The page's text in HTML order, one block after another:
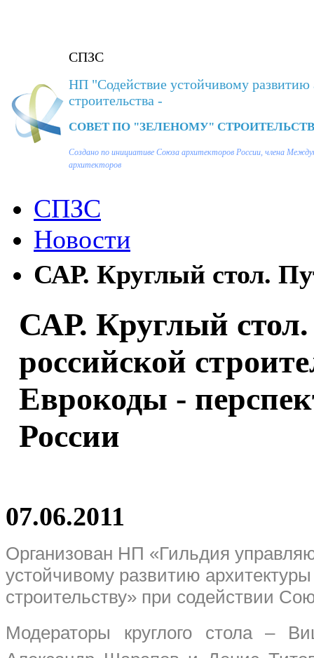
СПЗС
НП "Содействие устойчивому развитию
строительства -
СОВЕТ ПО "ЗЕЛЕНОМУ"
Создано по инициативе Союза архитекторов России, члена
архитекторов
СПЗС
Новости
САР. Круглый стол.
САР. Круглый
российской
Еврокоды -
России
07.06.2011
Организован НП «Гильдия
устойчивому развитию
строительству» при содействии
Модераторы круглого стола –